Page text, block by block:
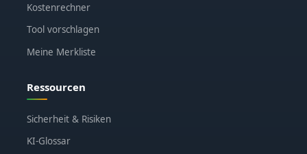
Kostenrechner
Tool vorschlagen
Meine Merkliste
Ressourcen
Sicherheit & Risiken
KI-Glossar